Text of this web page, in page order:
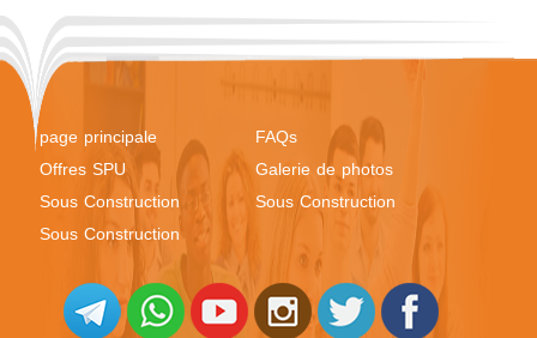
page principale
FAQs
Offres SPU
Galerie de photos
Sous Construction
Sous Construction
Sous Construction